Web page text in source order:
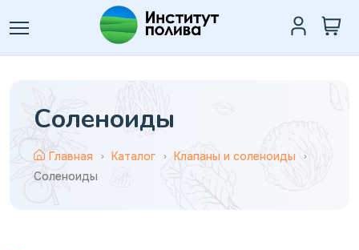
Соленоиды
Главная Каталог
Клапаны и соленоиды
Соленоиды